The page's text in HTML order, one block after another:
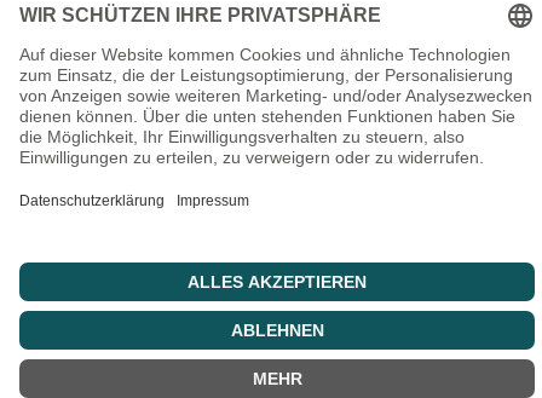
© Copyright 2025 | Alle Rechte vorbehalten.